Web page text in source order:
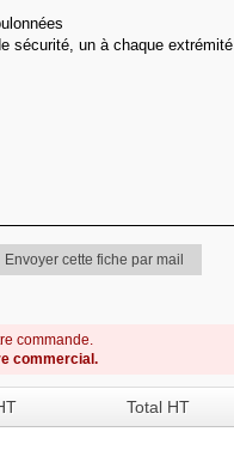
sécurité, un à chaque extrémité
Envoyer cette fiche par mail
commande.
commercial.
Total HT